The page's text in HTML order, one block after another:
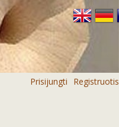
Prisijungti Registruotis